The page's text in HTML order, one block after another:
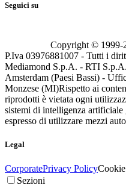
Seguici su
Copyright © 1999-
P.Iva 03976881007 - Tutti i
Mediamond S.p.A. - RTI
Amsterdam (Paesi Bassi) -
Monzese (MI)Rispetto ai
riprodotti è vietata ogni
sistemi di intelligenza
espresso di utilizzare mezzi
Legal
CorporatePrivacy Policy
Sezioni